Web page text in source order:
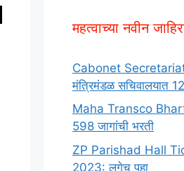
महत्वाच्या नवीन
Cabonet
मंत्रिमंडळ सचिवालयात
Maha Transco
598 जागांची भरती
ZP Parishad Hall
2023: लगेच पहा